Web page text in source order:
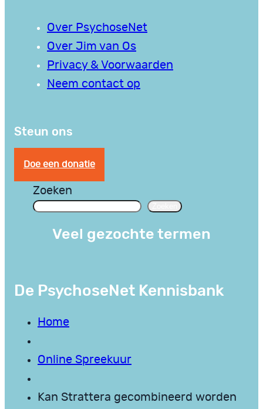
Over PsychoseNet
Over Jim van Os
Privacy & Voorwaarden
Neem contact op
Steun ons
Doe een donatie
Zoeken
Veel gezochte termen
De PsychoseNet Kennisbank
Home
Online Spreekuur
Kan Strattera gecombineerd worden